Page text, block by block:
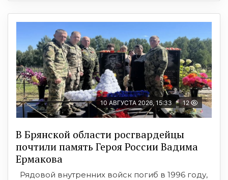
10 АВГУСТА 2026, 15:33 12
В Брянской области росгвардейцы
почтили память Героя России Вадима
Ермакова
Рядовой внутренних войск погиб в 1996 году,